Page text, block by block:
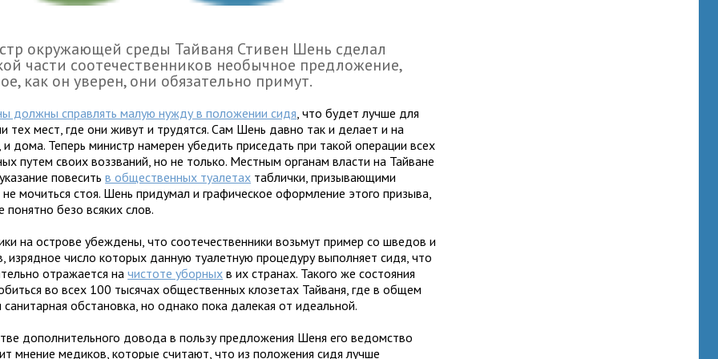
окружающей среды Тайваня Стивен Шень сделал
части соотечественников необычное предложение,
как он уверен, они обязательно примут.
должны справлять малую нужду в положении сидя, что будет лучше для
тех мест, где они живут и трудятся. Сам Шень давно так и делает и на
и дома. Теперь министр намерен убедить приседать при такой операции всех
путем своих воззваний, но не только. Местным органам власти на Тайване
повеситьв общественных туалетах таблички, призывающими
мочиться стоя. Шень придумал и графическое оформление этого призыва,
понятно безо всяких слов.
на острове убеждены, что соотечественники возьмут пример со шведов и
изрядное число которых данную туалетную процедуру выполняет сидя, что
отражается начистоте уборных в их странах. Такого же состояния
во всех 100 тысячах общественных клозетах Тайваня, где в общем
санитарная обстановка, но однако пока далекая от идеальной.
дополнительного довода в пользу предложения Шеня его ведомство
мнение медиков, которые считают, что из положения сидя лучше